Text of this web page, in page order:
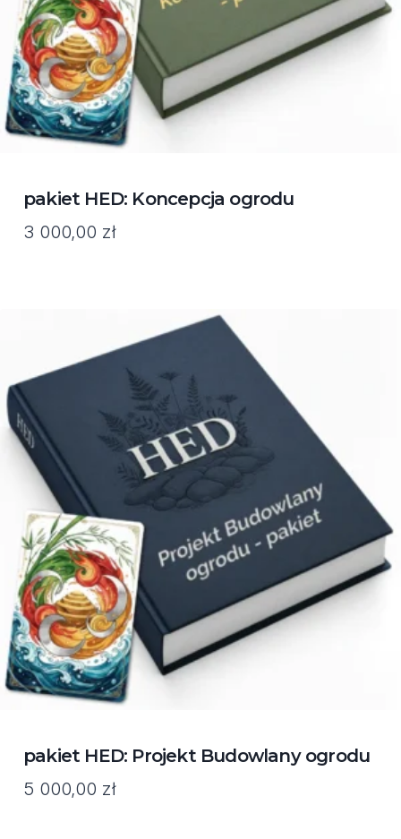
pakiet HED: Koncepcja ogrodu
3 000,00 zł
pakiet HED: Projekt Budowlany ogrodu
5 000,00 zł